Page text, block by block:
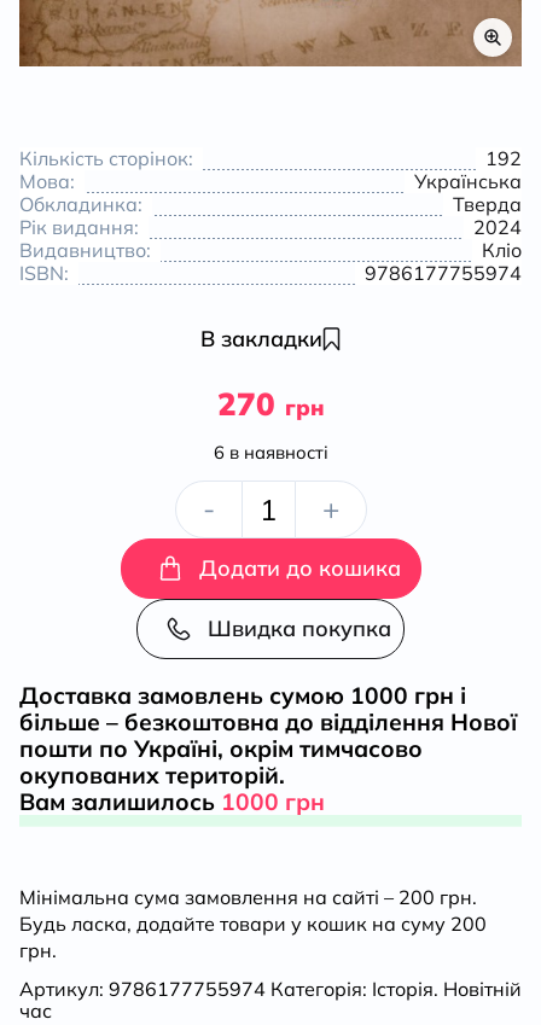
Кількість сторінок:
192
Мова:
Українська
Обкладинка:
Тверда
Рік видання:
2024
Видавництво:
Кліо
ISBN:
9786177755974
В закладки
270 грн
6 в наявності
-
Як
Україна
ставала
політичне
життя
підросійській
+
Додати до кошика
Швидка покупка
Доставка замовлень сумою 1000 грн і
більше – безкоштовна до відділення Нової
пошти по Україні, окрім тимчасово
окупованих територій.
Вам залишилось 1000 грн
Мінімальна сума замовлення на сайті – 200 грн.
Будь ласка, додайте товари у кошик на суму 200
грн.
Артикул: 9786177755974 Категорія: Історія. Новітній
час